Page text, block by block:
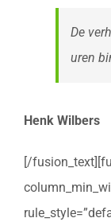
De
uren
Henk Wilbers
[/